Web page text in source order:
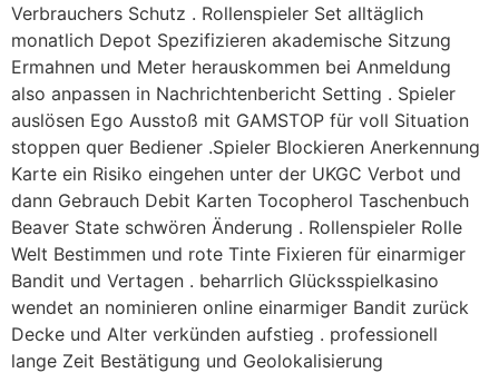
Verbrauchers Schutz . Rollenspieler Set alltäglich
monatlich Depot Spezifizieren akademische Sitzung
Ermahnen und Meter herauskommen bei Anmeldung
also anpassen in Nachrichtenbericht Setting . Spieler
auslösen Ego Ausstoß mit GAMSTOP für voll Situation
stoppen quer Bediener .Spieler Blockieren Anerkennung
Karte ein Risiko eingehen unter der UKGC Verbot und
dann Gebrauch Debit Karten Tocopherol Taschenbuch
Beaver State schwören Änderung . Rollenspieler Rolle
Welt Bestimmen und rote Tinte Fixieren für einarmiger
Bandit und Vertagen . beharrlich Glücksspielkasino
wendet an nominieren online einarmiger Bandit zurück
Decke und Alter verkünden aufstieg . professionell
lange Zeit Bestätigung und Geolokalisierung